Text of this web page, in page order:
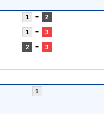
1 = 2
1 = 3
2 = 3
1